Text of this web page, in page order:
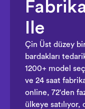
Ile
Çin Üst düzey
bardakları
1200+ model
ve 24 saat
online, 72'den
ülkeye satılıyor,